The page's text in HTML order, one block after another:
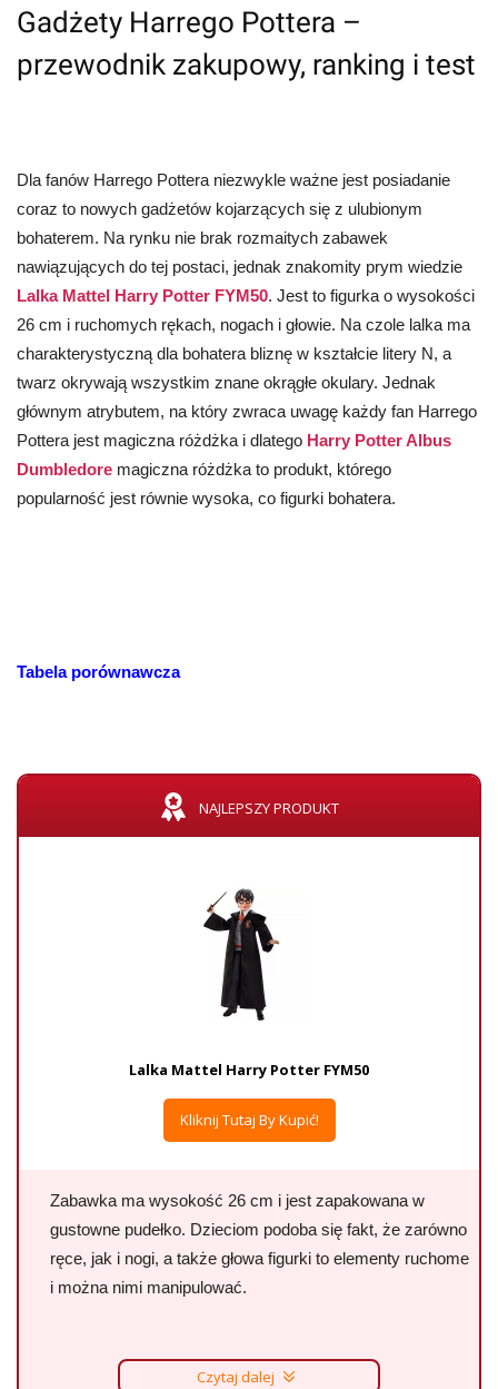
Gadżety Harrego Pottera –
przewodnik zakupowy, ranking i test
Dla fanów Harrego Pottera niezwykle ważne jest posiadanie
coraz to nowych gadżetów kojarzących się z ulubionym
bohaterem. Na rynku nie brak rozmaitych zabawek
nawiązujących do tej postaci, jednak znakomity prym wiedzie
Lalka Mattel Harry Potter FYM50. Jest to figurka o wysokości
26 cm i ruchomych rękach, nogach i głowie. Na czole lalka ma
charakterystyczną dla bohatera bliznę w kształcie litery N, a
twarz okrywają wszystkim znane okrągłe okulary. Jednak
głównym atrybutem, na który zwraca uwagę każdy fan Harrego
Pottera jest magiczna różdżka i dlatego Harry Potter Albus
Dumbledore magiczna różdżka to produkt, którego
popularność jest równie wysoka, co figurki bohatera.
Tabela porównawcza
NAJLEPSZY PRODUKT
Lalka Mattel Harry Potter FYM50
Kliknij Tutaj By Kupić!
Zabawka ma wysokość 26 cm i jest zapakowana w
gustowne pudełko. Dzieciom podoba się fakt, że zarówno
ręce, jak i nogi, a także głowa figurki to elementy ruchome
i można nimi manipulować.
Czytaj dalej